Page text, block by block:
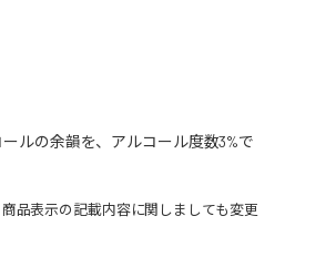
ルの余韻を、アルコール度数3%で
品表示の記載内容に関しましても変更